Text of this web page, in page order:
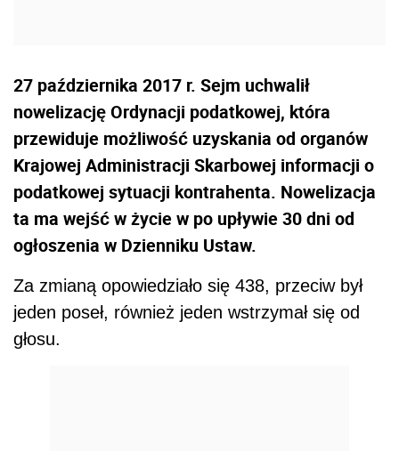
27 października 2017 r. Sejm uchwalił
nowelizację Ordynacji podatkowej, która
przewiduje możliwość uzyskania od organów
Krajowej Administracji Skarbowej informacji o
podatkowej sytuacji kontrahenta. Nowelizacja
ta ma wejść w życie w po upływie 30 dni od
ogłoszenia w Dzienniku Ustaw.
Za zmianą opowiedziało się 438, przeciw był
jeden poseł, również jeden wstrzymał się od
głosu.